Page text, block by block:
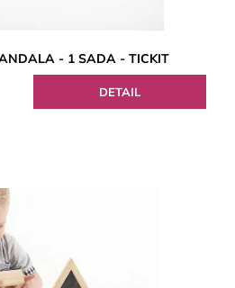
- 1 SADA - TICKIT
DETAIL